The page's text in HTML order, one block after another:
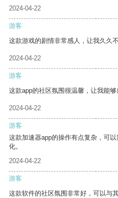
2024-04-22
游客
这款游戏的剧情非常感人，让我久久不
2024-04-22
游客
这款app的社区氛围很温馨，让我能够
2024-04-22
游客
这款加速器app的操作有点复杂，可
化。
2024-04-22
游客
这款软件的社区氛围非常好，可以与